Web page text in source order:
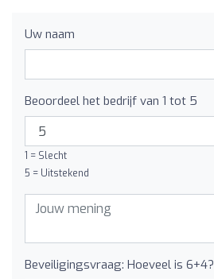
Uw naam
Beoordeel het bedrijf van 1 tot 5
1 = Slecht
5 = Uitstekend
Beveiligingsvraag: Hoeveel is 6+4?